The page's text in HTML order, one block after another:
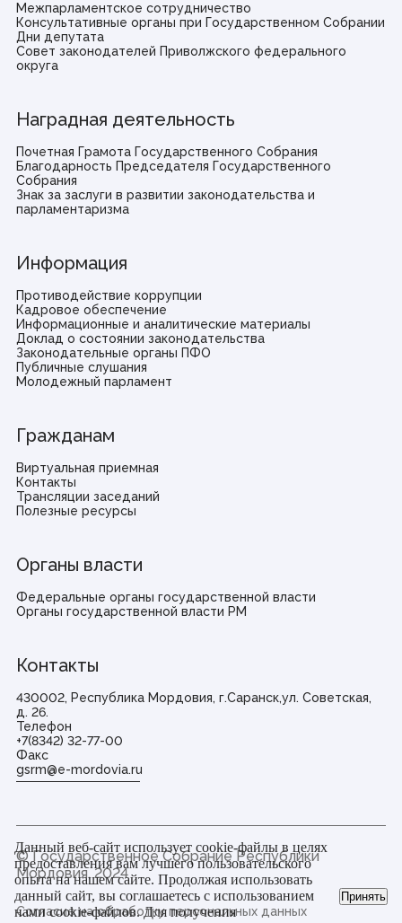
Межпарламентское сотрудничество
Консультативные органы при Государственном Собрании
Дни депутата
Совет законодателей Приволжского федерального
округа
Наградная деятельность
Почетная Грамота Государственного Собрания
Благодарность Председателя Государственного
Собрания
Знак за заслуги в развитии законодательства и
парламентаризма
Информация
Противодействие коррупции
Кадровое обеспечение
Информационные и аналитические материалы
Доклад о состоянии законодательства
Законодательные органы ПФО
Публичные слушания
Молодежный парламент
Гражданам
Виртуальная приемная
Контакты
Трансляции заседаний
Полезные ресурсы
Органы власти
Федеральные органы государственной власти
Органы государственной власти РМ
Контакты
430002, Республика Мордовия, г.Саранск,ул. Советская,
д. 26.
Телефон
+7(8342) 32-77-00
Факс
gsrm@e-mordovia.ru
© Государственное Cобрание Республики
Мордовия,2024
Согласие на обработку персональных данных
Данный веб-сайт использует cookie-файлы в целях
предоставления вам лучшего пользовательского
опыта на нашем сайте. Продолжая использовать
данный сайт, вы соглашаетесь с использованием
нами cookie-файлов. Для получения
Принять